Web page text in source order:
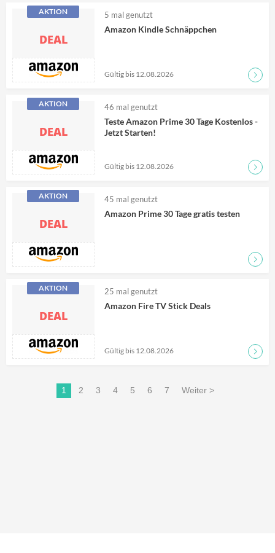
DEAL
AKTION 5 mal genutzt
Amazon Kindle Schnäppchen
Gültig bis 12.08.2026 Zum
DEAL
AKTION 46 mal genutzt
Teste Amazon Prime 30 Tage Kostenlos -
Jetzt Starten!
Gültig bis 12.08.2026 Zum
DEAL
AKTION 45 mal genutzt
Amazon Prime 30 Tage gratis testen
Zum
DEAL
AKTION 25 mal genutzt
Amazon Fire TV Stick Deals
Gültig bis 12.08.2026 Zum
1 2 3 4 5 6 7 Weiter >